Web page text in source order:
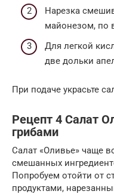
Нарезка
майонезом, по
Для легкой
две дольки
При подаче украсьте
Рецепт 4 Салат
грибами
Салат «Оливье» чаще
смешанных
Попробуем отойти от
продуктами,